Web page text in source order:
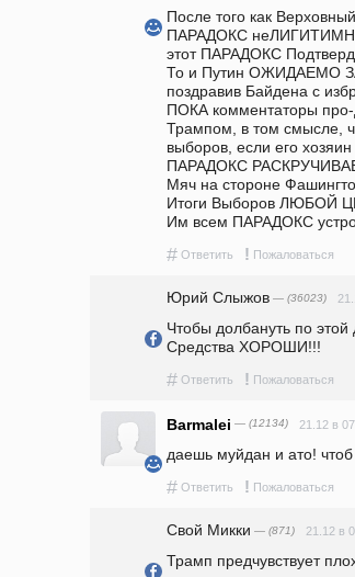
После того как
ПАРАДОКС
этот ПАРАДОКС
То и Путин ОЖИДАЕМО
поздравив Байдена с
ПОКА комментаторы про-
Трампом, в том смысле,
выборов, если его
ПАРАДОКС
Мяч на стороне
Итоги Выборов ЛЮБОЙ
Им всем ПАРАДОКС
# Ответить ! Пожаловаться
Юрий Слыжов — (36023)
Чтобы долбануть по
Средства ХОРОШИ!!!
# Ответить ! Пожаловаться
Barmalei — (12134) 21.12 в
даешь муйдан и ато! чтоб
# Ответить ! Пожаловаться
Свой Микки — (871) 21.12 в
Трамп предчувствует